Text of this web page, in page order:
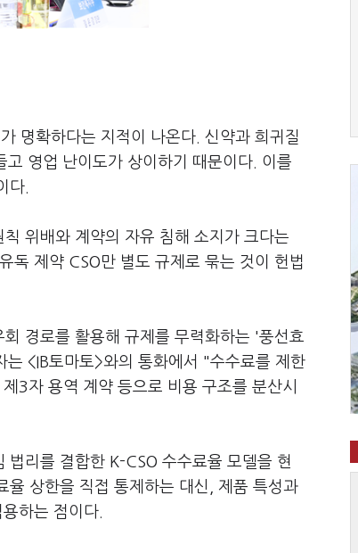
명확하다는 지적이 나온다. 신약과 희귀질
영업 난이도가 상이하기 때문이다. 이를
다.
위배와 계약의 자유 침해 소지가 크다는
독 제약 CSO만 별도 규제로 묶는 것이 헌법
경로를 활용해 규제를 무력화하는 '풍선효
<IB토마토>와의 통화에서 "수수료를 제한
3자 용역 계약 등으로 비용 구조를 분산시
리를 결합한 K-CSO 수수료율 모델을 현
율 상한을 직접 통제하는 대신, 제품 특성과
하는 점이다.